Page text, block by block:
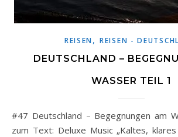
REISEN,REISEN -
DEUTSCHLAND –
WASSER TEIL 1
#47 Deutschland – Begegnungen am Wasser Teil 1 Lied
zum Text: Deluxe Music „Kaltes,